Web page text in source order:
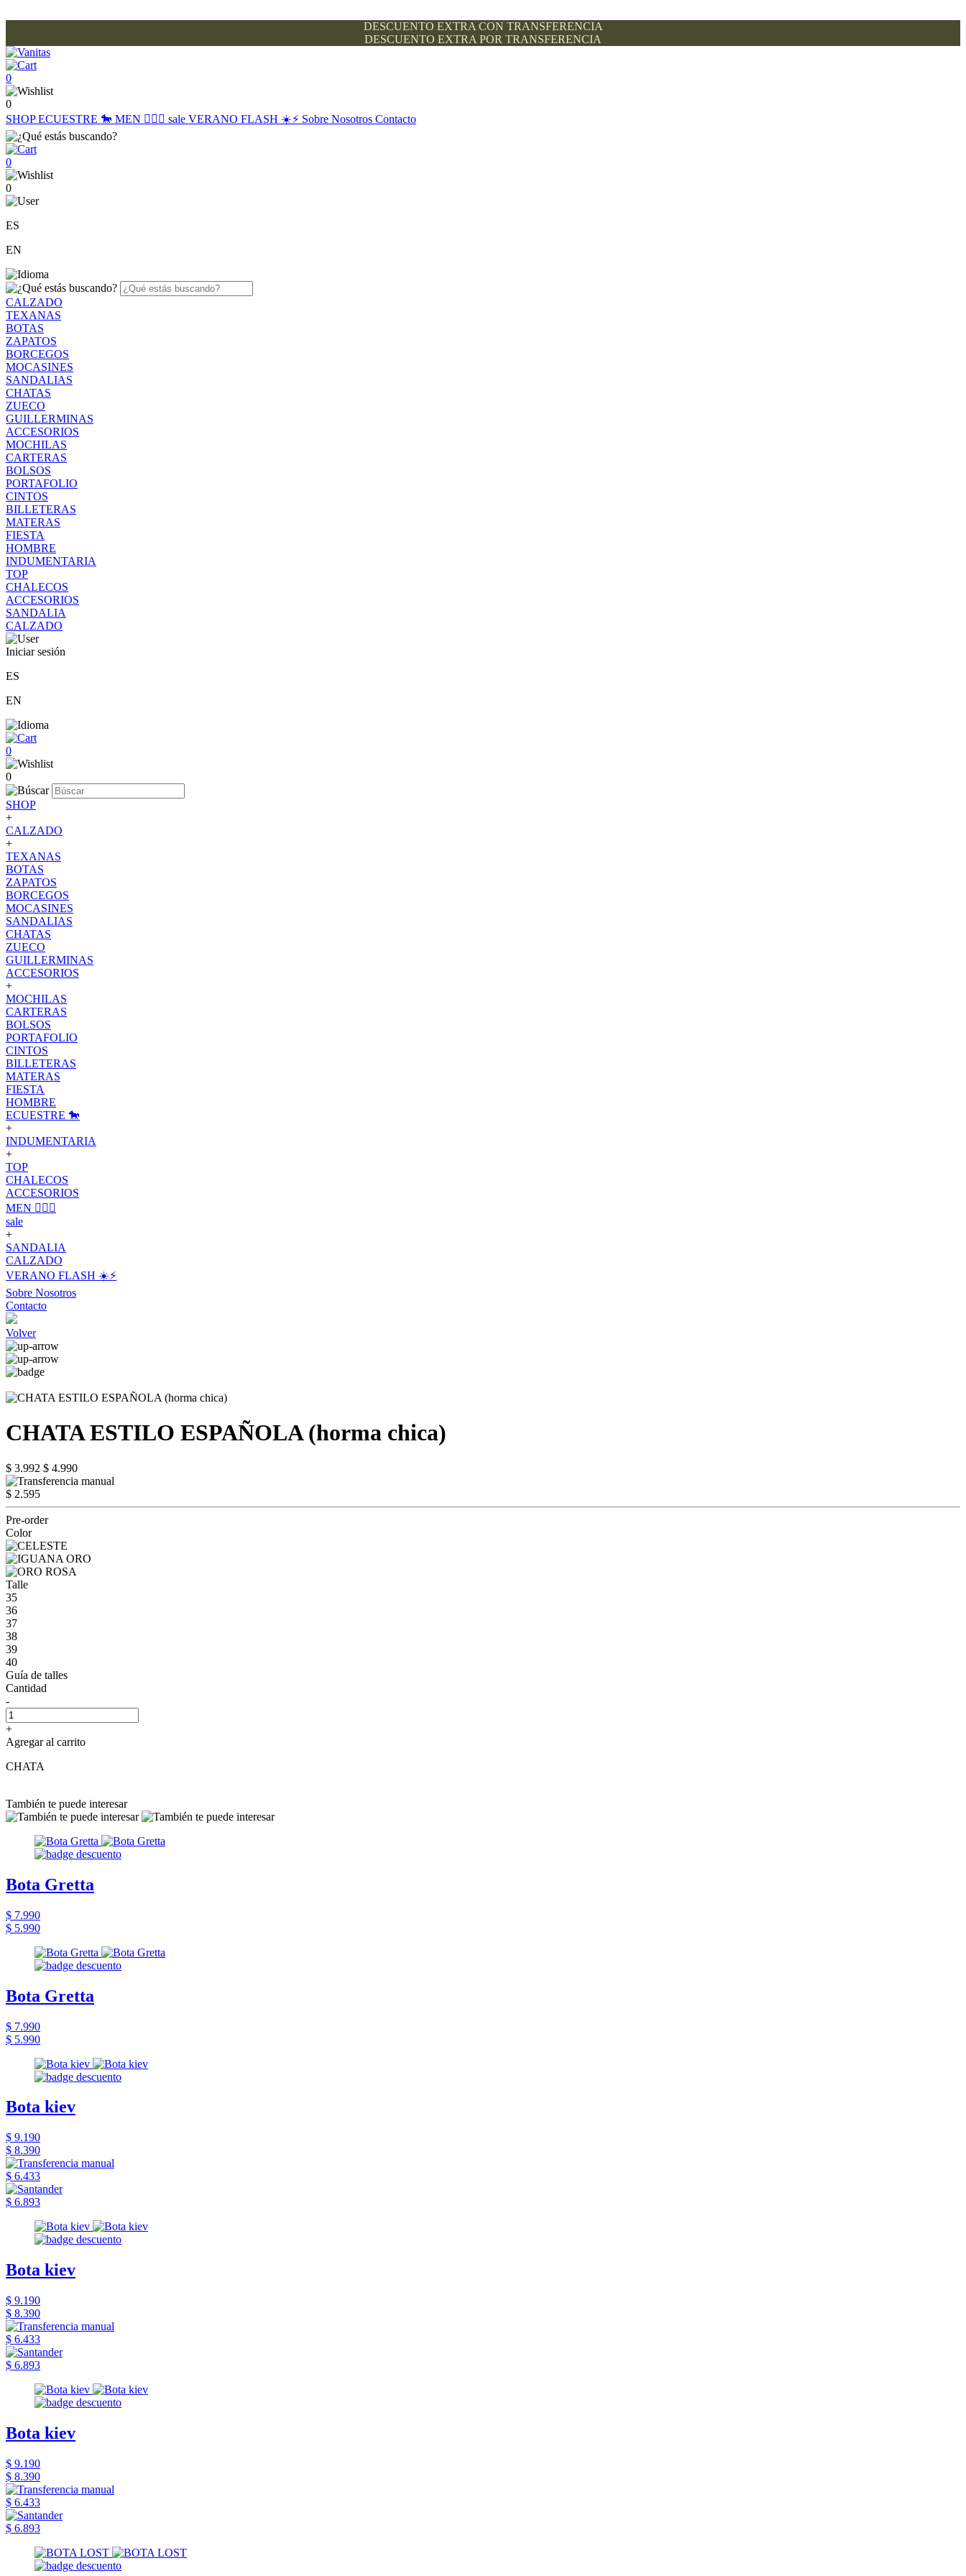
DESCUENTO EXTRA CON TRANSFERENCIA
DESCUENTO EXTRA POR TRANSFERENCIA
0
0
SHOPECUESTRE 🐎 MEN 🙋🏽‍♂️ sale VERANO FLASH ☀️⚡️ Sobre Nosotros Contacto
0
0
ES
EN
CALZADO
TEXANAS
BOTAS
ZAPATOS
BORCEGOS
MOCASINES
SANDALIAS
CHATAS
ZUECO
GUILLERMINAS
ACCESORIOS
MOCHILAS
CARTERAS
BOLSOS
PORTAFOLIO
CINTOS
BILLETERAS
MATERAS
FIESTA
HOMBRE
INDUMENTARIA
TOP
CHALECOS
ACCESORIOS
SANDALIA
CALZADO
Iniciar sesión
ES
EN
0
0
SHOP
+
CALZADO
+
TEXANAS
BOTAS
ZAPATOS
BORCEGOS
MOCASINES
SANDALIAS
CHATAS
ZUECO
GUILLERMINAS
ACCESORIOS
+
MOCHILAS
CARTERAS
BOLSOS
PORTAFOLIO
CINTOS
BILLETERAS
MATERAS
FIESTA
HOMBRE
ECUESTRE 🐎
+
INDUMENTARIA
+
TOP
CHALECOS
ACCESORIOS
MEN 🙋🏽‍♂️
sale
+
SANDALIA
CALZADO
VERANO FLASH ☀️⚡️
Sobre Nosotros
Contacto
Volver
CHATA ESTILO ESPAÑOLA (horma chica)
$ 3.992 $ 4.990
$ 2.595
Pre-order
Color
Talle
35
36
37
38
39
40
Guía de talles
Cantidad
-
+
Agregar al carrito
CHATA
También te puede interesar
Bota Gretta
$ 7.990
$ 5.990
Bota Gretta
$ 7.990
$ 5.990
Bota kiev
$ 9.190
$ 8.390
$ 6.433
$ 6.893
Bota kiev
$ 9.190
$ 8.390
$ 6.433
$ 6.893
Bota kiev
$ 9.190
$ 8.390
$ 6.433
$ 6.893